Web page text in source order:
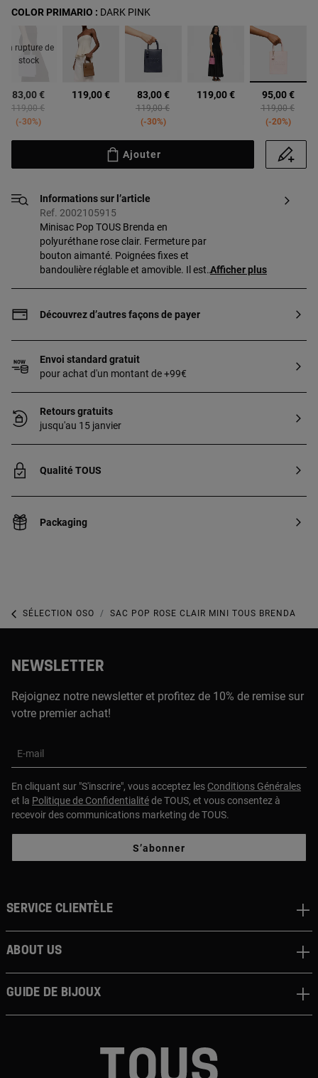
from
En rupture de
stock
83,00 €
Price reduced from
119,00 €to
-30%
119,00 € 83,00 €
Price reduced from
119,00 €to
-30%
119,00 € 95,00 €
Price reduced
119,00 €to
-20%
COLOR PRIMARIO : DARK PINK
Ajouter
Informations sur l’article
Ref. 2002105915
Minisac Pop TOUS Brenda en
polyuréthane rose clair. Fermeture par
bouton aimanté. Poignées fixes et
bandoulière réglable et amovible. Il est
(hauteur x largeur x profondeur) :
gravure dans un autre format, contactez
notre Personal Shopper. Contact du
personal shopper : +34 900 777 900
Afficher plus
Découvrez d’autres façons de payer
Envoi standard gratuit
pour achat d'un montant de +99€
Retours gratuits
jusqu'au 15 janvier
Qualité TOUS
Packaging
SÉLECTION OSO SAC POP ROSE CLAIR MINI TOUS BRENDA
NEWSLETTER
Rejoignez notre newsletter et profitez de 10% de remise sur
votre premier achat!
E-mail
En cliquant sur "S'inscrire", vous acceptez les Conditions Générales
et la Politique de Confidentialitéde TOUS, et vous consentez à
recevoir des communications marketing de TOUS.
S’abonner
Service clientèle
About us
Guide de bijoux